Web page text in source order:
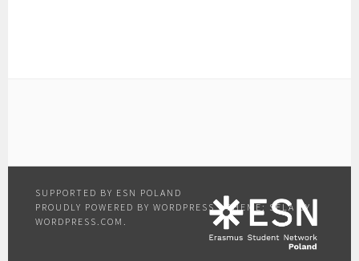
PROUDLY POWERED BY WORDPRESS |THEME: SELA BY
WORDPRESS.COM